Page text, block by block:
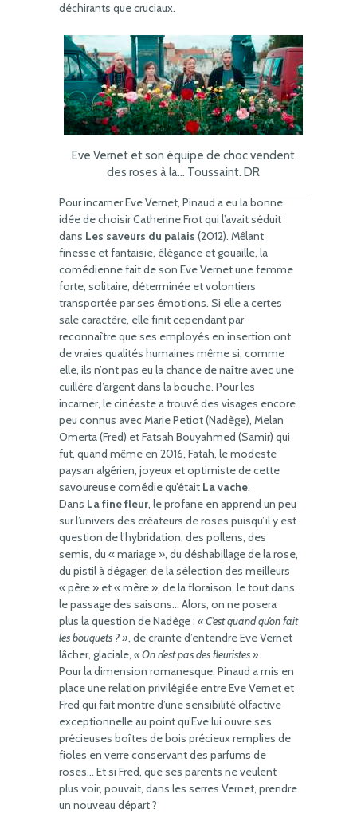
déchirants que cruciaux.
Eve Vernet et son équipe de choc vendent
des roses à la… Toussaint. DR
Pour incarner Eve Vernet, Pinaud a eu la bonne
idée de choisir Catherine Frot qui l’avait séduit
dans Les saveurs du palais (2012). Mêlant
finesse et fantaisie, élégance et gouaille, la
comédienne fait de son Eve Vernet une femme
forte, solitaire, déterminée et volontiers
transportée par ses émotions. Si elle a certes
sale caractère, elle finit cependant par
reconnaître que ses employés en insertion ont
de vraies qualités humaines même si, comme
elle, ils n’ont pas eu la chance de naître avec une
cuillère d’argent dans la bouche. Pour les
incarner, le cinéaste a trouvé des visages encore
peu connus avec Marie Petiot (Nadège), Melan
Omerta (Fred) et Fatsah Bouyahmed (Samir) qui
fut, quand même en 2016, Fatah, le modeste
paysan algérien, joyeux et optimiste de cette
savoureuse comédie qu’était La vache.
Dans La fine fleur, le profane en apprend un peu
sur l’univers des créateurs de roses puisqu’il y est
question de l’hybridation, des pollens, des
semis, du « mariage », du déshabillage de la rose,
du pistil à dégager, de la sélection des meilleurs
« père » et « mère », de la floraison, le tout dans
le passage des saisons… Alors, on ne posera
plus la question de Nadège : « C’est quand qu’on fait
les bouquets ? », de crainte d’entendre Eve Vernet
lâcher, glaciale, « On n’est pas des fleuristes ».
Pour la dimension romanesque, Pinaud a mis en
place une relation privilégiée entre Eve Vernet et
Fred qui fait montre d’une sensibilité olfactive
exceptionnelle au point qu’Eve lui ouvre ses
précieuses boîtes de bois précieux remplies de
fioles en verre conservant des parfums de
roses… Et si Fred, que ses parents ne veulent
plus voir, pouvait, dans les serres Vernet, prendre
un nouveau départ ?